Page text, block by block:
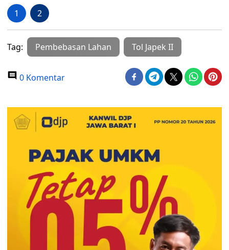
1 2
Tag: Pembebasan Lahan Tol Japek II
0 Komentar